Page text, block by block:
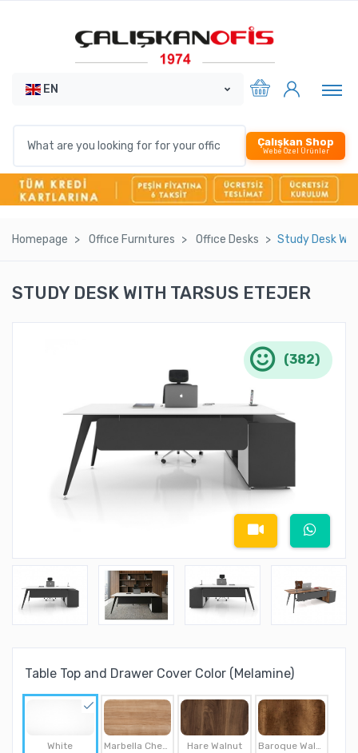
EN
Çalışkan Shop
Webe Özel Ürünler
Homepage Offıce Furnıtures Offıce Desks Study Desk
STUDY DESK WITH TARSUS ETEJER
(382)
Table Top and Drawer Cover Color (Melamine)
White Marbella Cherry Hare Walnut Baroque Walnut